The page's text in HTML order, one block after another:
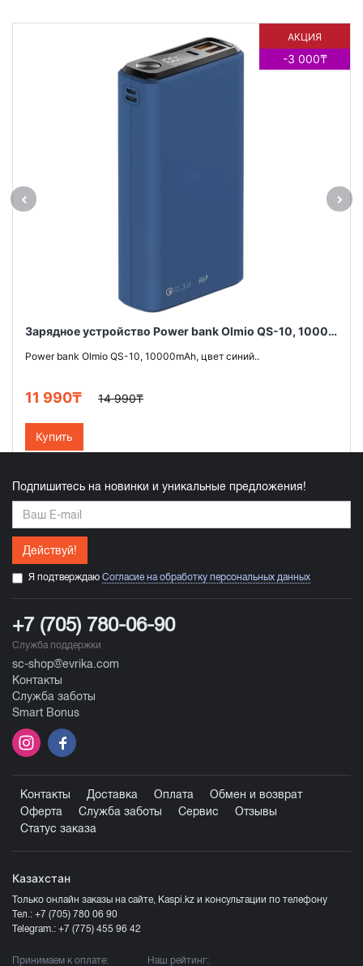
АКЦИЯ
-3 000₸
Зарядное устройство Power bank Olmio QS-10, 10000mAh, цвет синий
Power bank Olmio QS-10, 10000mAh, цвет синий..
11 990₸ 14 990₸
Купить
Подпишитесь на новинки и уникальные предложения!
Действуй!
Я подтверждаю Согласие на обработку персональных данных
+7 (705) 780-06-90
Служба поддержки
sc-shop@evrika.com
Контакты
Служба заботы
Smart Bonus
Контакты Доставка Оплата
Обмен и возврат
Оферта
Служба заботы Сервис
Отзывы
Статус заказа
Казахстан
Только онлайн заказы на сайте, Kaspi.kz и консультации по телефону
Тел.: +7 (705) 780 06 90
Telegram.: +7 (775) 455 96 42
Принимаем к оплате: Наш рейтинг: